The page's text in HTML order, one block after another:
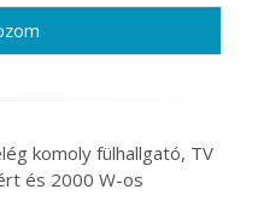
komoly fülhallgató, TV
és 2000 W-os